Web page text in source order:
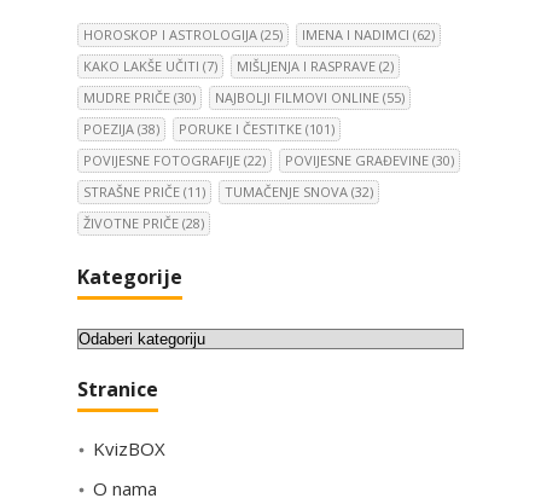
HOROSKOP I ASTROLOGIJA (25) IMENA I NADIMCI (62)
KAKO LAKŠE UČITI (7) MIŠLJENJA I RASPRAVE (2)
MUDRE PRIČE (30) NAJBOLJI FILMOVI ONLINE (55)
POEZIJA (38) PORUKE I ČESTITKE (101)
POVIJESNE FOTOGRAFIJE (22) POVIJESNE GRAĐEVINE (30)
STRAŠNE PRIČE (11) TUMAČENJE SNOVA (32)
ŽIVOTNE PRIČE (28)
Kategorije
K
t
g
o
Stranice
KvizBOX
O nama